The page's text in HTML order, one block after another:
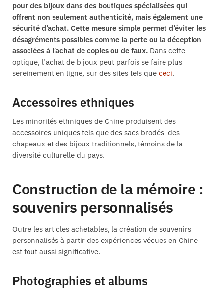
pour des bijoux dans des boutiques spécialisées qui
offrent non seulement authenticité, mais également une
sécurité d’achat. Cette mesure simple permet d’éviter les
désagréments possibles comme la perte ou la déception
associées à l’achat de copies ou de faux. Dans cette
optique, l’achat de bijoux peut parfois se faire plus
sereinement en ligne, sur des sites tels que ceci.
Accessoires ethniques
Les minorités ethniques de Chine produisent des
accessoires uniques tels que des sacs brodés, des
chapeaux et des bijoux traditionnels, témoins de la
diversité culturelle du pays.
Construction de la mémoire :
souvenirs personnalisés
Outre les articles achetables, la création de souvenirs
personnalisés à partir des expériences vécues en Chine
est tout aussi significative.
Photographies et albums